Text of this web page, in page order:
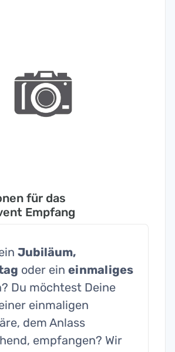
für das
Empfang
Jubiläum,
oder ein einmaliges
Du möchtest Deine
einmaligen
dem Anlass
empfangen? Wir